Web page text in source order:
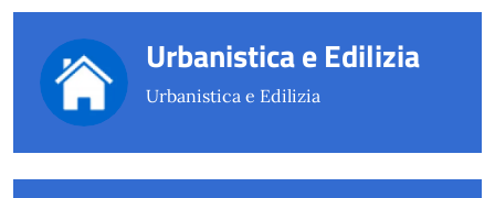
Urbanistica e Edilizia
Urbanistica e Edilizia